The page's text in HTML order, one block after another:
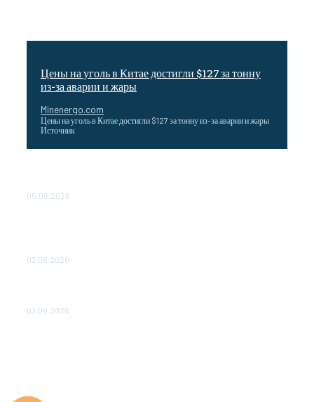
Цены на уголь в Китае достигли $127 за тонну
из-за аварии и жары
Minenergo.com
Цены на уголь в Китае достигли $127 за тонну из-за аварии и жары
Источник
05.08.2026
03.08.2026
03.08.2026